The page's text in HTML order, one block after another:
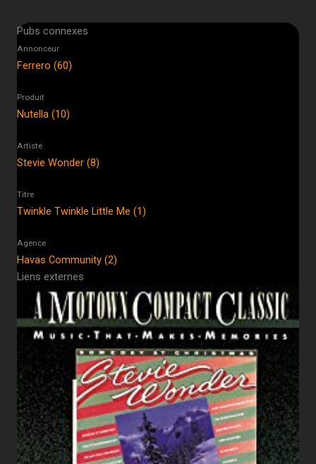
Pubs connexes
Annonceur
Ferrero (60)
Produit
Nutella (10)
Artiste
Stevie Wonder (8)
Titre
Twinkle Twinkle Little Me (1)
Agence
Havas Community (2)
Liens externes